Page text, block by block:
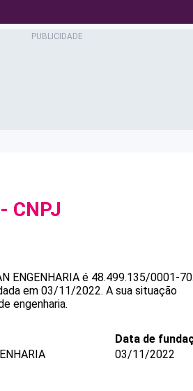
- CNPJ
ENGENHARIA é 48.499.135/0001-70.
em 03/11/2022. A sua situação
engenharia.
Data de
03/11/2022